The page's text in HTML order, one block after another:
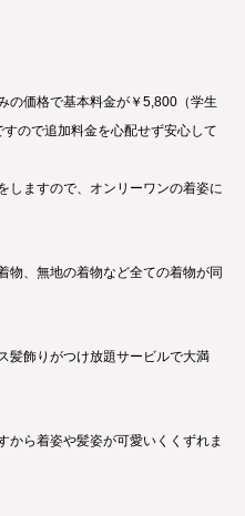
の価格で基本料金が￥5,800（学生
ので追加料金を心配せず安心して
しますので、オンリーワンの着姿に
物、無地の着物など全ての着物が同
髪飾りがつけ放題サービルで大満
ら着姿や髪姿が可愛いくくずれま